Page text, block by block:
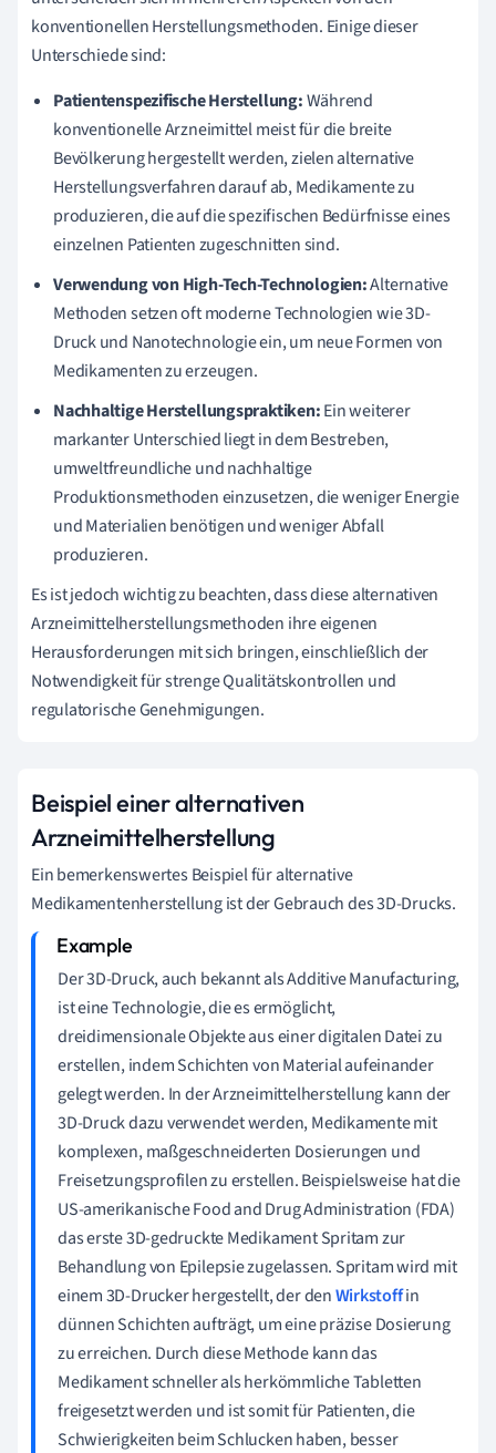
konventionellen Herstellungsmethoden. Einige dieser
Unterschiede sind:
Patientenspezifische Herstellung:Während
konventionelle Arzneimittel meist für die breite
Bevölkerung hergestellt werden, zielen alternative
Herstellungsverfahren darauf ab, Medikamente zu
produzieren, die auf die spezifischen Bedürfnisse eines
einzelnen Patienten zugeschnitten sind.
Verwendung von High-Tech-Technologien:Alternative
Methoden setzen oft moderne Technologien wie 3D-
Druck und Nanotechnologie ein, um neue Formen von
Medikamenten zu erzeugen.
Nachhaltige Herstellungspraktiken:Ein weiterer
markanter Unterschied liegt in dem Bestreben,
umweltfreundliche und nachhaltige
Produktionsmethoden einzusetzen, die weniger Energie
und Materialien benötigen und weniger Abfall
produzieren.
Es ist jedoch wichtig zu beachten, dass diese alternativen
Arzneimittelherstellungsmethoden ihre eigenen
Herausforderungen mit sich bringen, einschließlich der
Notwendigkeit für strenge Qualitätskontrollen und
regulatorische Genehmigungen.
Beispiel einer alternativen
Arzneimittelherstellung
Ein bemerkenswertes Beispiel für alternative
Medikamentenherstellung ist der Gebrauch des 3D-Drucks.
Der 3D-Druck, auch bekannt als Additive Manufacturing,
ist eine Technologie, die es ermöglicht,
dreidimensionale Objekte aus einer digitalen Datei zu
erstellen, indem Schichten von Material aufeinander
gelegt werden. In der Arzneimittelherstellung kann der
3D-Druck dazu verwendet werden, Medikamente mit
komplexen, maßgeschneiderten Dosierungen und
Freisetzungsprofilen zu erstellen. Beispielsweise hat die
US-amerikanische Food and Drug Administration (FDA)
das erste 3D-gedruckte Medikament Spritam zur
Behandlung von Epilepsie zugelassen. Spritam wird mit
einem 3D-Drucker hergestellt, der denWirkstoffin
dünnen Schichten aufträgt, um eine präzise Dosierung
zu erreichen. Durch diese Methode kann das
Medikament schneller als herkömmliche Tabletten
freigesetzt werden und ist somit für Patienten, die
Schwierigkeiten beim Schlucken haben, besser